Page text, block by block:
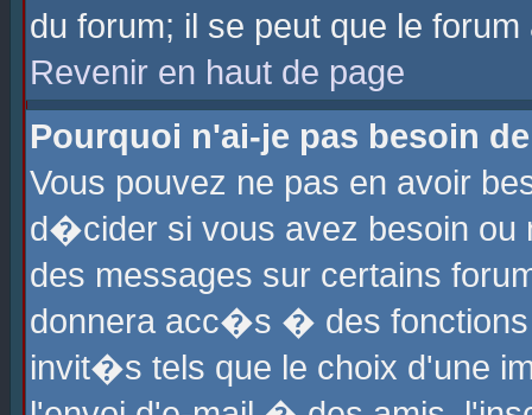
du forum; il se peut que le
Revenir en haut de page
Pourquoi n'ai-je pas besoin
Vous pouvez ne pas en avoir
d�cider si vous avez besoin ou
des messages sur certains
donnera acc�s � des fonctions
invit�s tels que le choix d'une